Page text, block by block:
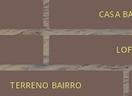
CASA
TERRENO BAIRRO